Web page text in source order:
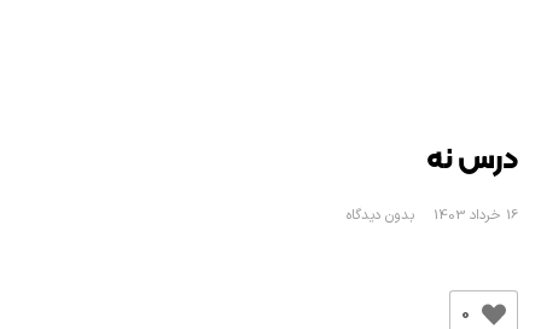
درس نه
16 خرداد 1403 بدون دیدگاه
0